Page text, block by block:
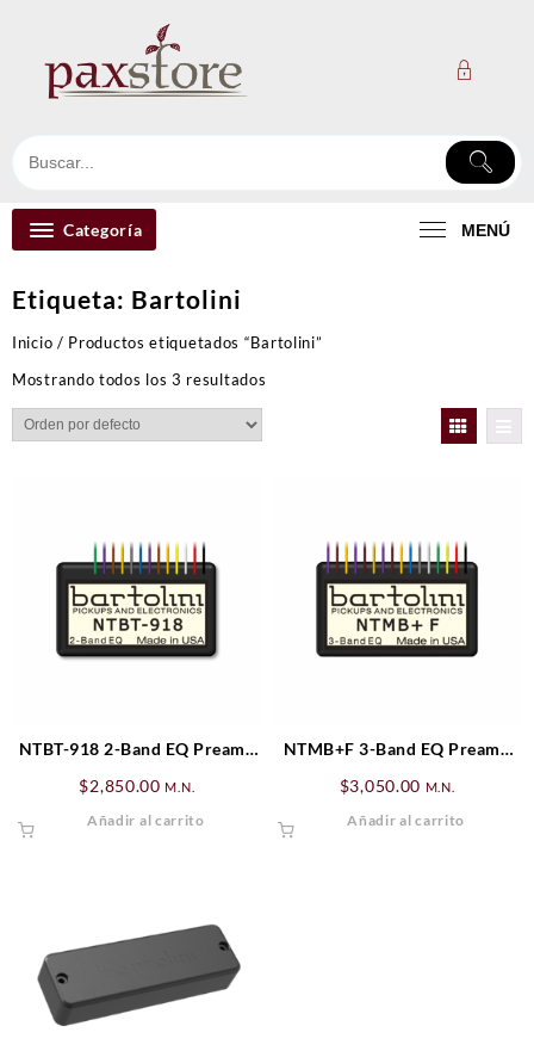
contenido
Categoría MENÚ
Etiqueta: Bartolini
Inicio / Productos etiquetados “Bartolini”
Mostrando todos los 3 resultados
NTBT-918 2-Band EQ Preamp
$2,850.00 M.N.
Añadir al carrito
NTMB+F 3-Band EQ Preamp
$3,050.00 M.N.
Añadir al carrito